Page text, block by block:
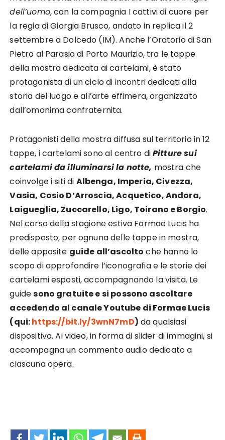
dell’uomo, con la compagnia I cattivi di cuore per
la regia di Giorgia Brusco, andato in replica il 2
settembre a Dolcedo (IM). Anche l’Oratorio di San
Pietro al Parasio di Porto Maurizio, tra le tappe
della mostra dedicata ai cartelami, è stato
protagonista di un ciclo di incontri dedicati alla
storia del luogo e all’arte effimera, organizzato
dall’omonima confraternita.
Protagonisti della mostra diffusa sul territorio in 12
tappe, i cartelami sono al centro diPitture sui
cartelami da illuminarsi la notte, mostra che
coinvolge i siti di Albenga, Imperia, Civezza,
Vasia, Cosio D’Arroscia, Acquetico, Andora,
Laigueglia, Zuccarello, Ligo, Toirano e Borgio.
Nel corso della stagione estiva Formae Lucis ha
predisposto, per ognuna delle tappe in mostra,
delle apposite guide all’ascolto che hanno lo
scopo di approfondire l’iconografia e le storie dei
cartelami esposti, accompagnando la visita. Le
guidesono gratuite e si possono ascoltare
accedendo al canale Youtube di Formae Lucis
(qui:https://bit.ly/3wnN7mD) da qualsiasi
dispositivo. Ai video, in forma di slider di immagini, si
accompagna un commento audio dedicato a
ciascuna opera.